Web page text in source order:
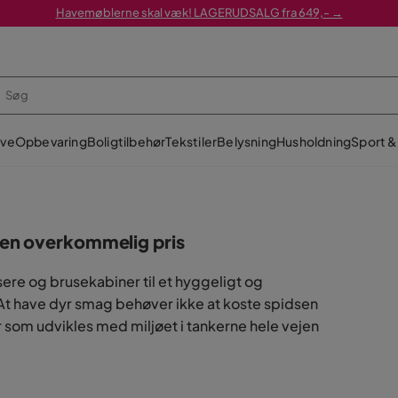
Havemøblerne skal væk! LAGERUDSALG fra 649,- →
OpbevaringBoligtilbehørTekstilerBelysningHusholdningSport
overkommelig pris
og brusekabiner til et hyggeligt og
dyr smag behøver ikke at koste spidsen
udvikles med miljøet i tankerne hele vejen